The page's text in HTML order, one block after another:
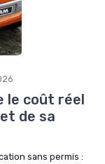
le coût réel
de sa
sans permis :